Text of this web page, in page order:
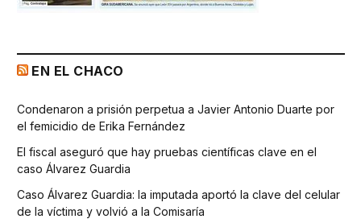
EN EL CHACO
Condenaron a prisión perpetua a Javier Antonio Duarte por
el femicidio de Erika Fernández
El fiscal aseguró que hay pruebas científicas clave en el
caso Álvarez Guardia
Caso Álvarez Guardia: la imputada aportó la clave del celular
de la víctima y volvió a la Comisaría